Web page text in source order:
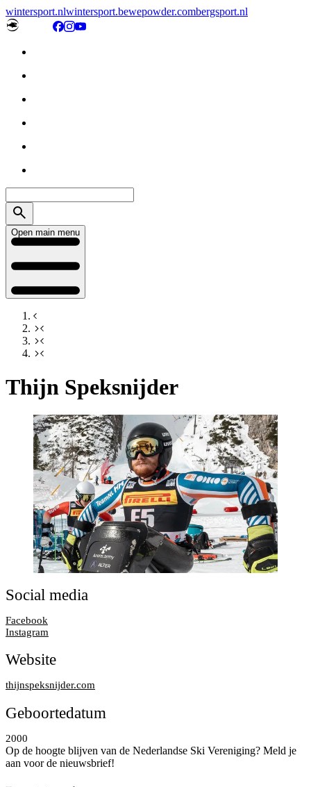
wintersport.nlwintersport.bewepowder.combergsport.nl
Open main menu
Thijn Speksnijder
Social media
Facebook
Instagram
Website
thijnspeksnijder.com
Geboortedatum
2000
Op de hoogte blijven van de Nederlandse Ski Vereniging? Meld je
aan voor de nieuwsbrief!